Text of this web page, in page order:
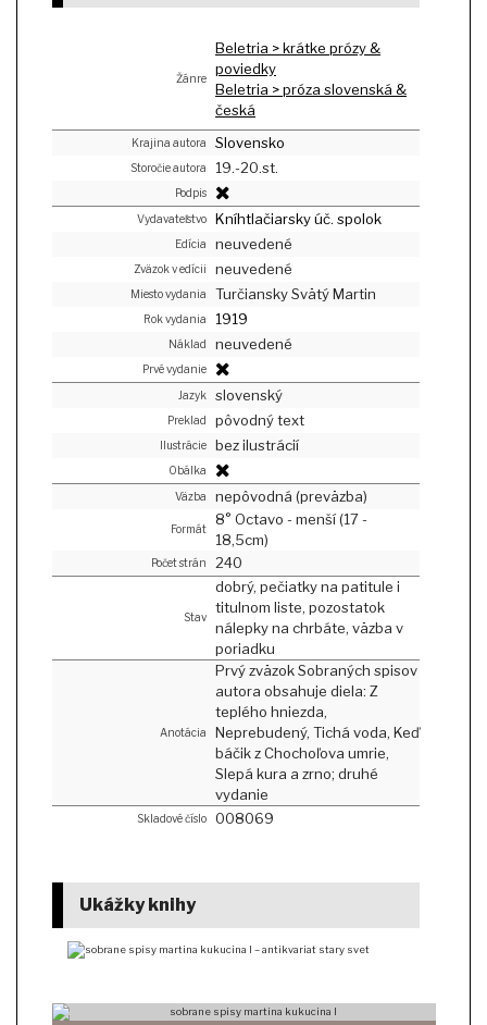
Žánre
Beletria > krátke prózy &
poviedky
Beletria > próza slovenská &
česká
Krajina autora Slovensko
Storočie autora 19.-20.st.
Podpis
Vydavateľstvo
Kníhtlačiarsky úč. spolok
Edícia neuvedené
Zväzok v edícii neuvedené
Miesto vydania Turčiansky Svätý Martin
Rok vydania 1919
Náklad neuvedené
Prvé vydanie
Jazyk
slovenský
Preklad pôvodný text
Ilustrácie bez ilustrácií
Obálka
Väzba
nepôvodná (preväzba)
Formát
8° Octavo - menší (17 -
18,5cm)
Počet strán 240
Stav
dobrý, pečiatky na patitule i
titulnom liste, pozostatok
nálepky na chrbáte, väzba v
poriadku
Anotácia
Prvý zväzok Sobraných spisov
autora obsahuje diela: Z
teplého hniezda,
Neprebudený, Tichá voda, Keď
báčik z Chochoľova umrie,
Slepá kura a zrno; druhé
vydanie
Skladové číslo 008069
Ukážky knihy